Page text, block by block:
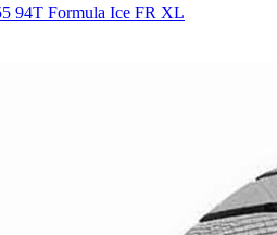
94T Formula Ice FR XL